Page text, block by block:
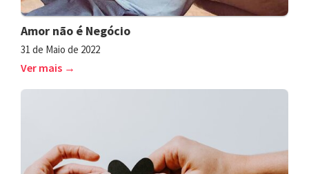
Amor não é Negócio
31 de Maio de 2022
Ver mais →